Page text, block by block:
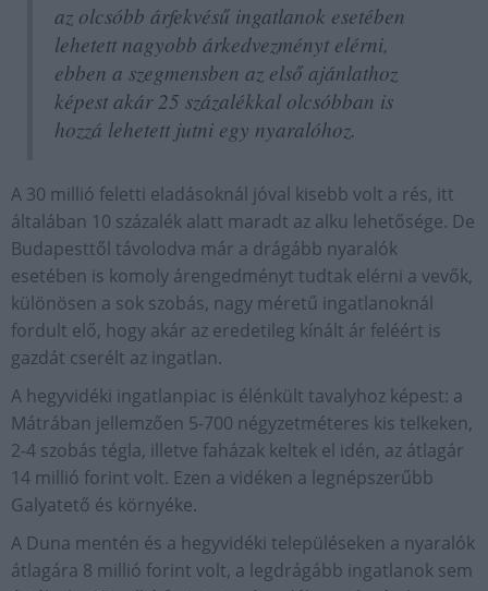
az olcsóbb árfekvésű ingatlanok esetében
lehetett nagyobb árkedvezményt elérni,
ebben a szegmensben az első ajánlathoz
képest akár 25 százalékkal olcsóbban is
hozzá lehetett jutni egy nyaralóhoz.
A 30 millió feletti eladásoknál jóval kisebb volt a rés, itt
általában 10 százalék alatt maradt az alku lehetősége. De
Budapesttől távolodva már a drágább nyaralók
esetében is komoly árengedményt tudtak elérni a vevők,
különösen a sok szobás, nagy méretű ingatlanoknál
fordult elő, hogy akár az eredetileg kínált ár feléért is
gazdát cserélt az ingatlan.
A hegyvidéki ingatlanpiac is élénkült tavalyhoz képest: a
Mátrában jellemzően 5-700 négyzetméteres kis telkeken,
2-4 szobás tégla, illetve faházak keltek el idén, az átlagár
14 millió forint volt. Ezen a vidéken a legnépszerűbb
Galyatető és környéke.
A Duna mentén és a hegyvidéki településeken a nyaralók
átlagára 8 millió forint volt, a legdrágább ingatlanok sem